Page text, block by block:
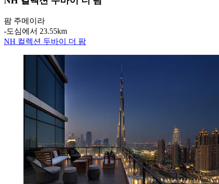
팜 주메이라
‐도심에서 23.55km
NH 컬렉션 두바이 더 팜